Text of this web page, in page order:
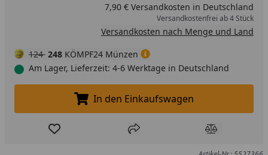
7,90 € Versandkosten in Deutschland
Versandkostenfrei ab 4 Stück
Versandkosten nach Menge und Land
124 248 KÖMPF24 Münzen
Am Lager, Lieferzeit: 4-6 Werktage in Deutschland
In den Einkaufswagen legen
In den Einkaufswagen
Produkt zur Wunschliste hinzufügen
Teilen Produkt